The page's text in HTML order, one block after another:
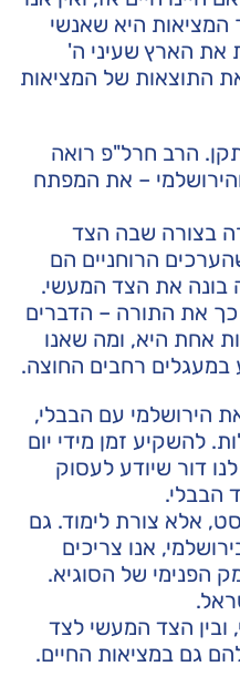
היא שאנשי
את הארץ שעיני ה'
את התוצאות של המציאות
הרב חרל"פ רואה
– את המפתח
בצורה שבה הצד
הרוחניים הם
בונה את הצד המעשי.
את התורה – הדברים
אחת היא, ומה שאנו
רחבים החוצה.
הירושלמי עם הבבלי,
להשקיע זמן מידי יום
דור שיודע לעסוק
הבבלי.
אלא צורת לימוד. גם
אנו צריכים
הפנימי של הסוגיא.
ובין הצד המעשי לצד
גם במציאות החיים.